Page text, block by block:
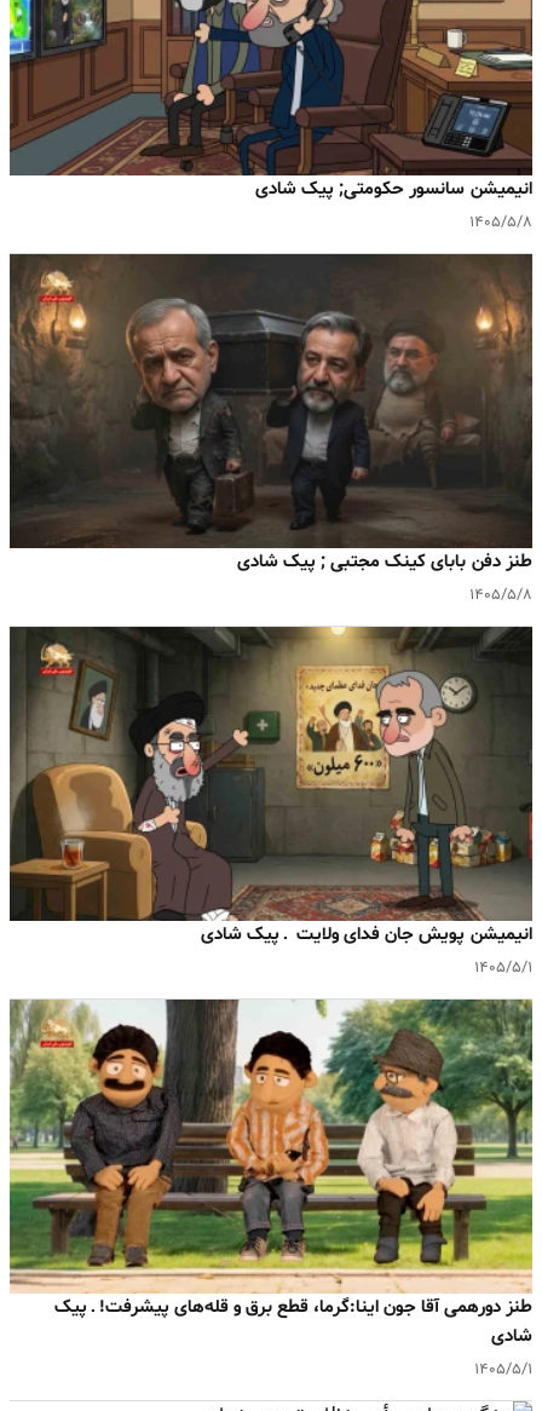
انیمیشن سانسور حکومتی; پیک شادی
۱۴۰۵/۵/۸
طنز دفن بابای کینک مجتبی ; پیک شادی
۱۴۰۵/۵/۸
انیمیشن پویش جان فدای ولایت ـ پیک شادی
۱۴۰۵/۵/۱
طنز دورهمی آقا جون اینا:گرما، قطع برق و قله‌های پیشرفت! ـ پیک
شادی
۱۴۰۵/۵/۱